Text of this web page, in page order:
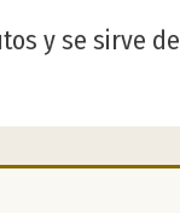
y se sirve de